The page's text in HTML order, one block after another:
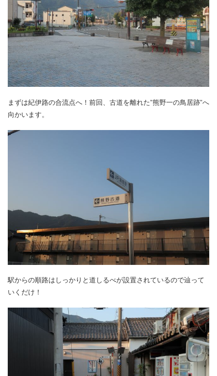
まずは紀伊路の合流点へ！前回、古道を離れた”熊野一の鳥居跡”へ
向かいます。
駅からの順路はしっかりと道しるべが設置されているので辿って
いくだけ！